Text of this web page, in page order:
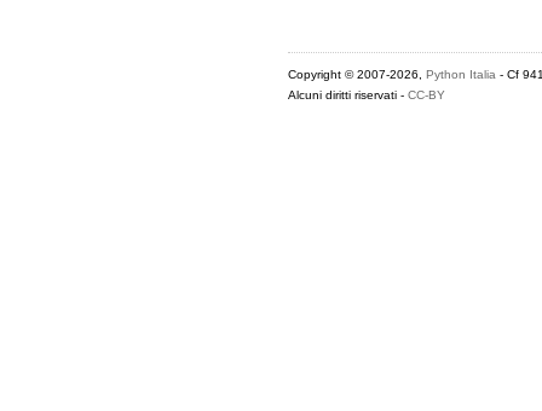
Copyright © 2007-2026, Python Italia- Cf
Alcuni diritti riservati - CC-BY